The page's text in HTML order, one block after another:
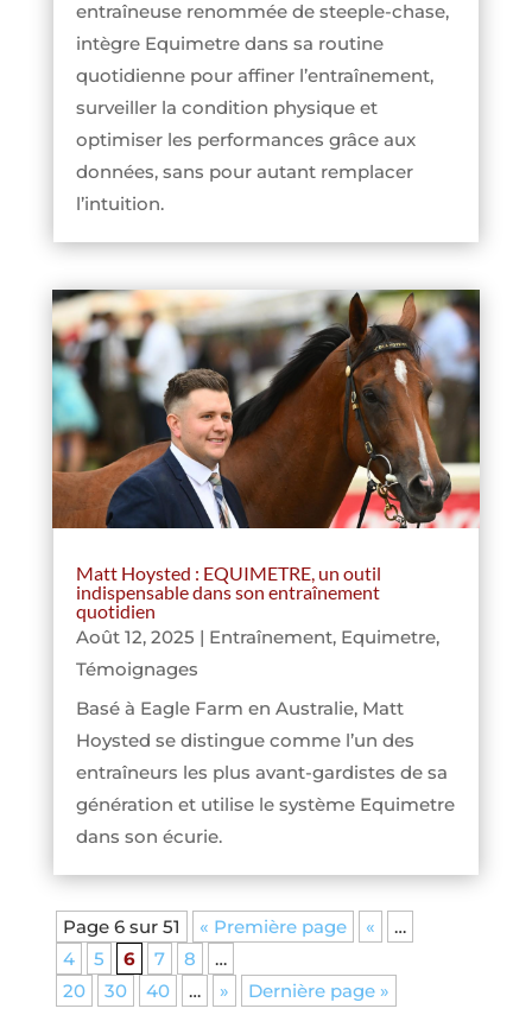
entraîneuse renommée de steeple-chase,
intègre Equimetre dans sa routine
quotidienne pour affiner l’entraînement,
surveiller la condition physique et
optimiser les performances grâce aux
données, sans pour autant remplacer
l’intuition.
Matt Hoysted : EQUIMETRE, un outil
indispensable dans son entraînement
quotidien
Août 12, 2025 | Entraînement, Equimetre,
Témoignages
Basé à Eagle Farm en Australie, Matt
Hoysted se distingue comme l’un des
entraîneurs les plus avant-gardistes de sa
génération et utilise le système Equimetre
dans son écurie.
Page 6 sur 51 « Première page «
…
4
5 6 7 8
…
20
30 40 … » Dernière page »